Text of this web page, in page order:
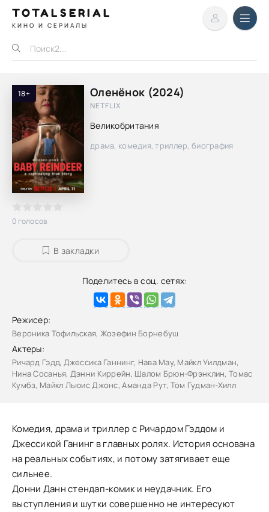
TOTALSERIAL
КИНО И СЕРИАЛЫ
18+ Оленёнок (2024)
NETFLIX
Великобритания
драма, комедия, триллер, биография
0 голосов
В закладки
Поделитесь в соц. сетях:
Режисер:
Вероника Тофильская, Жозефин Борнебуш
Актеры:
Ричард Гэдд, Джессика Ганнинг, Нава Мау, Майкл Уилдман,
Нина Сосанья, Дэнни Киррейн, Шалом Брюн-Фрэнклин, Томас
Кумбз, Майкл Льюис Джонс, Аманда Рут, Том Гудман-Хилл
Комедия, драма и триллер с Ричардом Гэддом и
Джессикой Ганинг в главных ролях. История основана
на реальных событиях, и потому затягивает еще
сильнее.
Донни Данн стендап-комик и неудачник. Его
выступления и шутки совершенно не интересуют